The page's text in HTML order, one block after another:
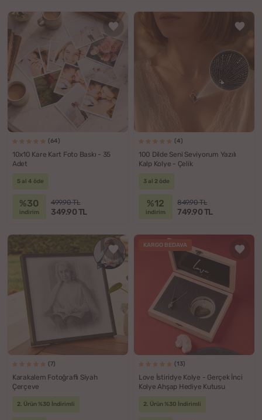
(64)
10x10 Kare Kart Foto Baskı - 35
Adet
5 al 4 öde
%30
indirim
499.90 TL
349.90 TL
(4)
100 Dilde Seni Seviyorum Yazılı
Kalp Kolye - Çelik
3 al 2 öde
%12
indirim
849.90 TL
749.90 TL
(7)
Karakalem Fotoğraflı Siyah
Çerçeve
2. Ürün %30 İndirimli
KARGO BEDAVA
(13)
Love İstiridye Kolye - Gerçek İnci
Kolye Ahşap Hediye Kutusu
2. Ürün %30 İndirimli